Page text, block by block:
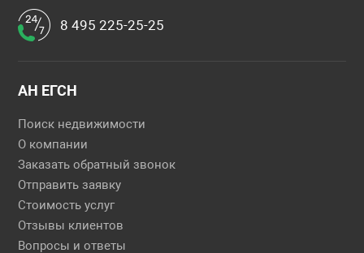
8 495 225-25-25
АН ЕГСН
Поиск недвижимости
О компании
Заказать обратный звонок
Отправить заявку
Стоимость услуг
Отзывы клиентов
Вопросы и ответы